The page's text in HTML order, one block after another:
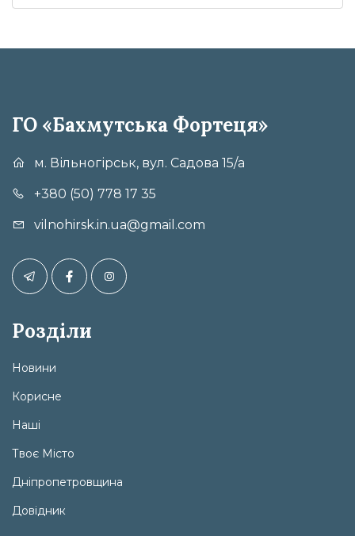
ГО «Бахмутська Фортеця»
м. Вільногірськ, вул. Садова 15/а
+380 (50) 778 17 35
vilnohirsk.in.ua@gmail.com
Розділи
Новини
Корисне
Наші
Твоє Місто
Дніпропетровщина
Довідник